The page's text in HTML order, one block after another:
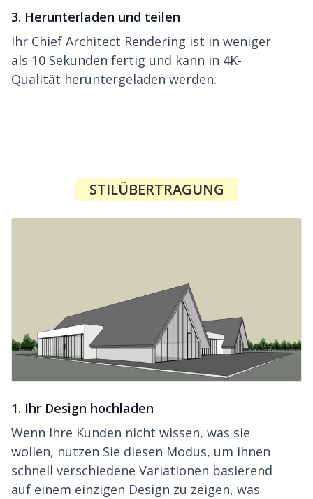
3. Herunterladen und teilen
Ihr Chief Architect Rendering ist in weniger
als 10 Sekunden fertig und kann in 4K-
Qualität heruntergeladen werden.
STILÜBERTRAGUNG
1. Ihr Design hochladen
Wenn Ihre Kunden nicht wissen, was sie
wollen, nutzen Sie diesen Modus, um ihnen
schnell verschiedene Variationen basierend
auf einem einzigen Design zu zeigen, was